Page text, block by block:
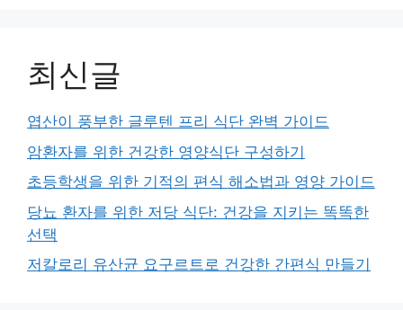
최신글
엽산이 풍부한 글루텐 프리 식단 완벽 가이드
암환자를 위한 건강한 영양식단 구성하기
초등학생을 위한 기적의 편식 해소법과 영양 가이드
당뇨 환자를 위한 저당 식단: 건강을 지키는 똑똑한
선택
저칼로리 유산균 요구르트로 건강한 간편식 만들기